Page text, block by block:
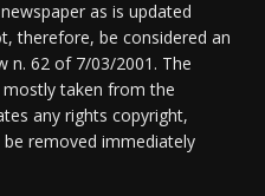
as is updated
therefore, be considered an
n. 62 of 7/03/2001. The
taken from the
any rights copyright,
removed immediately